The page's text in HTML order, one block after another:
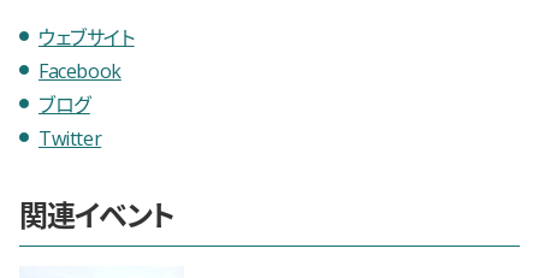
ウェブサイト
Facebook
ブログ
Twitter
関連イベント